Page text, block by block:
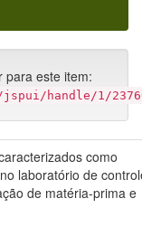
para este item:
handle/1/
como
laboratório de
de matéria-prima e